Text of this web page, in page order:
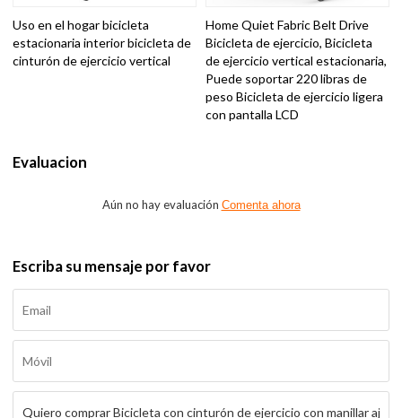
Uso en el hogar bicicleta
estacionaria interior bicicleta de
cinturón de ejercicio vertical
Home Quiet Fabric Belt Drive
Bicicleta de ejercicio, Bicicleta
de ejercicio vertical estacionaria,
Puede soportar 220 libras de
peso Bicicleta de ejercicio ligera
con pantalla LCD
Evaluacion
Aún no hay evaluación Comenta ahora
Escriba su mensaje por favor